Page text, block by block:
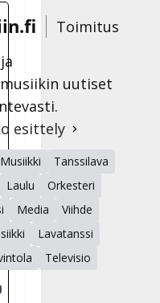
Toimitus
uutiset
esittely
Musiikki
Tanssilava
Laulu
Orkesteri
Media
Viihde
Lavatanssi
Televisio